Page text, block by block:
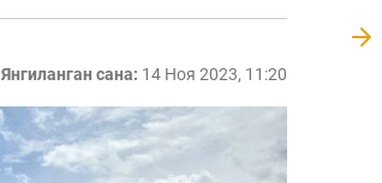
Янгиланган сана: 14 Ноя 2023, 11:20